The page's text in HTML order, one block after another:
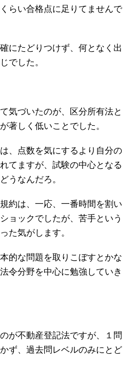
らい合格点に足りてませんで
にたどりつけず、何となく出
でした。
気づいたのが、区分所有法と
著しく低いことでした。
、点数を気にするより自分の
てますが、試験の中心となる
うなんだろ。
約は、一応、一番時間を割い
ョックでしたが、苦手という
た気がします。
的な問題を取りこぼすとかな
令分野を中心に勉強していき
が不動産登記法ですが、１問
ず、過去問レベルのみにとど